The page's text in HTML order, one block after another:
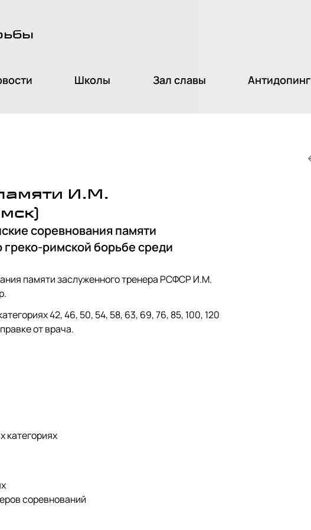
Школы Зал славы Антидопинг
И.М.
соревнования памяти
римской борьбе среди
памяти заслуженного тренера РСФСР И.М.
42, 46, 50, 54, 58, 63, 69, 76, 85, 100, 120
от врача.
категориях
соревнований